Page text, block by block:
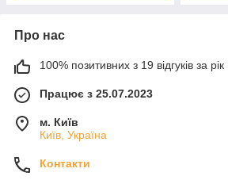
Про нас
100% позитивних з 19 відгуків за рік
Працює з 25.07.2023
м. Київ
Київ, Україна
Контакти